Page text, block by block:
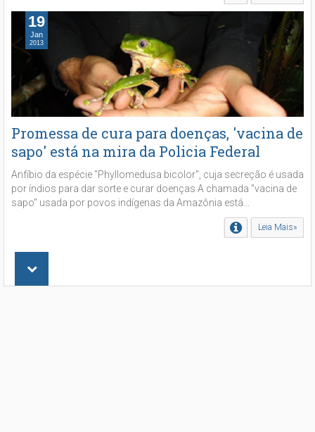
Promessa de cura para doenças, 'vacina de
sapo' está na mira da Policia Federal
Anfíbio da espécie "Phyllomedusa bicolor", cuja secreção é usada
por índios para dar sorte e curar doenças A chamada "vacina de
sapo" usada por povos indígenas da Amazônia está...
Leia Mais»
19
Jan
2013